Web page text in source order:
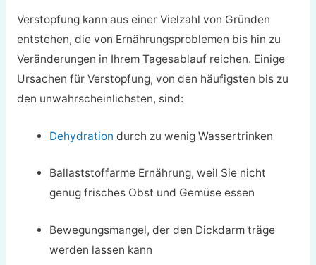
Verstopfung kann aus einer Vielzahl von Gründen
entstehen, die von Ernährungsproblemen bis hin zu
Veränderungen in Ihrem Tagesablauf reichen. Einige
Ursachen für Verstopfung, von den häufigsten bis zu
den unwahrscheinlichsten, sind:
Dehydration durch zu wenig Wassertrinken
Ballaststoffarme Ernährung, weil Sie nicht
genug frisches Obst und Gemüse essen
Bewegungsmangel, der den Dickdarm träge
werden lassen kann